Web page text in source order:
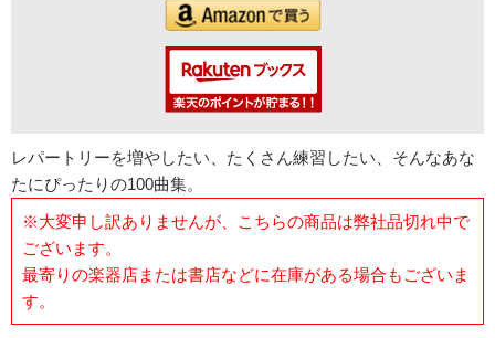
レパートリーを増やしたい、たくさん練習したい、そんなあな
たにぴったりの100曲集。
※大変申し訳ありませんが、こちらの商品は弊社品切れ中で
ございます。
最寄りの楽器店または書店などに在庫がある場合もございま
す。